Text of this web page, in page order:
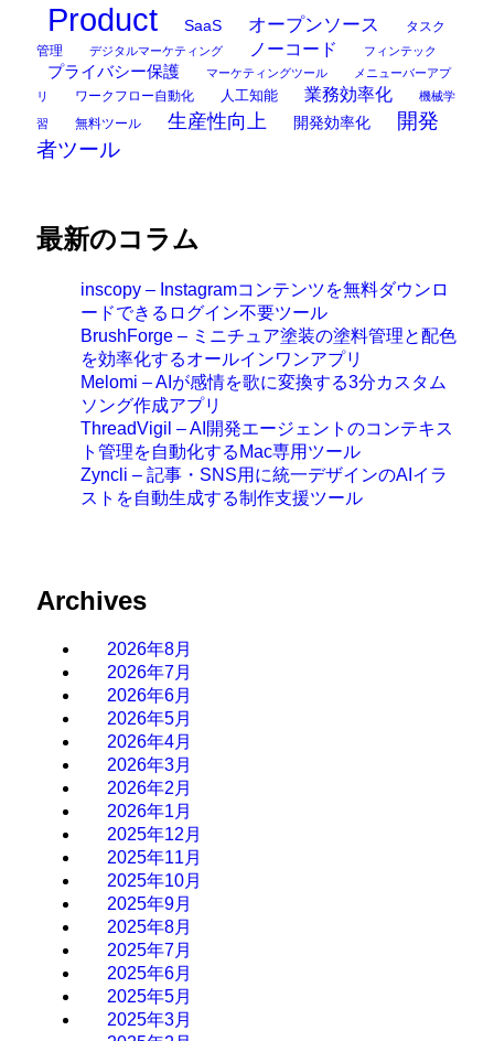
Product SaaS オープンソース
タスク
管理
デジタルマーケティング ノーコード フィンテック
プライバシー保護 マーケティングツール
メニューバーアプ
リ
ワークフロー自動化 人工知能 業務効率化 機械学
習 無料ツール 生産性向上 開発効率化
開発
者ツール
最新のコラム
inscopy – Instagramコンテンツを無料ダウンロ
ードできるログイン不要ツール
BrushForge – ミニチュア塗装の塗料管理と配色
を効率化するオールインワンアプリ
Melomi – AIが感情を歌に変換する3分カスタム
ソング作成アプリ
ThreadVigil – AI開発エージェントのコンテキス
ト管理を自動化するMac専用ツール
Zyncli – 記事・SNS用に統一デザインのAIイラ
ストを自動生成する制作支援ツール
Archives
2026年8月
2026年7月
2026年6月
2026年5月
2026年4月
2026年3月
2026年2月
2026年1月
2025年12月
2025年11月
2025年10月
2025年9月
2025年8月
2025年7月
2025年6月
2025年5月
2025年3月